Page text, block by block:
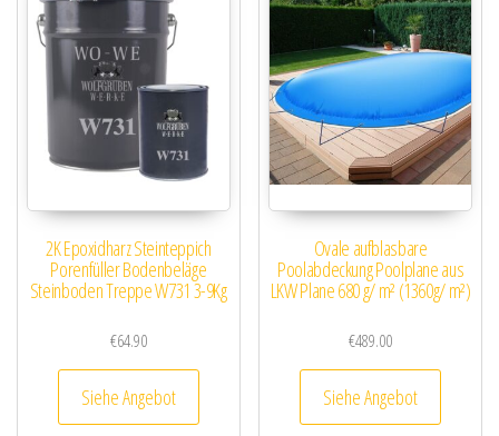
2K Epoxidharz Steinteppich
Porenfüller Bodenbeläge
Steinboden Treppe W731 3-9Kg
€64.90
Siehe Angebot
Ovale aufblasbare
Poolabdeckung Poolplane aus
LKW Plane 680 g/ m² (1360g/ m²)
€489.00
Siehe Angebot